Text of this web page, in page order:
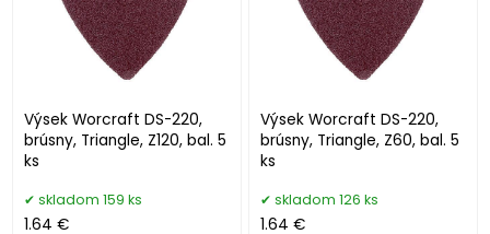
Výsek Worcraft DS-220,
brúsny, Triangle, Z120, bal. 5
ks
skladom 159 ks
1.64 €
Výsek Worcraft DS-220,
brúsny, Triangle, Z60, bal. 5
ks
skladom 126 ks
1.64 €